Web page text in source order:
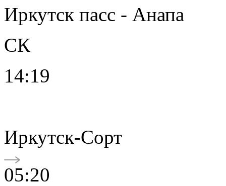
Иркутск пасс - Анапа
СК
14:19
Иркутск-Сорт
05:20